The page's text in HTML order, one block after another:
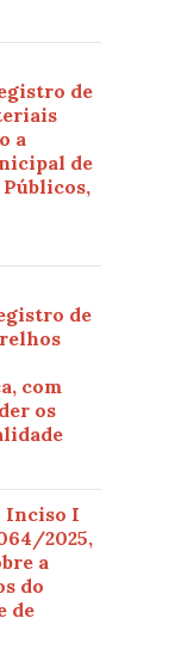
de
a
de
de
com
os
Inciso I
2025,
a
do
de